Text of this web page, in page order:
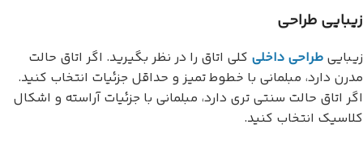
زیبایی طراحی
زیبایی طراحی داخلی کلی اتاق را در نظر بگیرید. اگر اتاق حالت
مدرن دارد، مبلمانی با خطوط تمیز و حداقل جزئیات انتخاب کنید.
اگر اتاق حالت سنتی تری دارد، مبلمانی با جزئیات آراسته و اشکال
کلاسیک انتخاب کنید.